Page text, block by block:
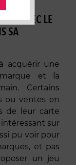
AVEC LE
SA
acquérir une
et la
Certains
ou ventes en
de leur carte
sur
pu voir pour
et pas
un jeu